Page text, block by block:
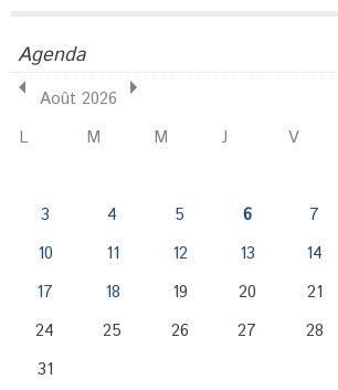
Agenda
Août 2026
L
M M J V
3
4 5 6 7
10
11 12 13 14
17
18 19 20 21
24
25 26 27 28
31